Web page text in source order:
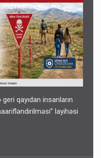
qayıdan insanların
layihəsi